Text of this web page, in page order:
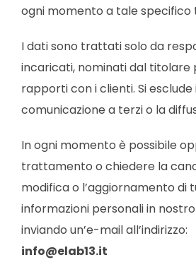
ogni momento a tale
I dati sono trattati solo da
incaricati, nominati dal titolare
rapporti con i clienti. Si esclude
comunicazione a terzi o la
In ogni momento è possibile
trattamento o chiedere la
modifica o l’aggiornamento di
informazioni personali in
inviando un’e-mail all’indirizzo:
info@elab13.it